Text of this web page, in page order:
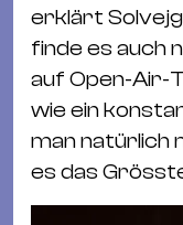
erklärt
finde es auch
auf Open-Air-
wie ein
man natürlich
es das